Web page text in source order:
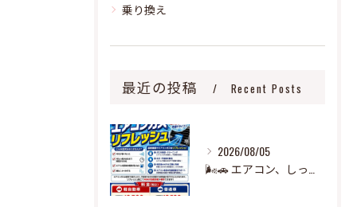
乗り換え
最近の投稿 Recent Posts
2026/08/05